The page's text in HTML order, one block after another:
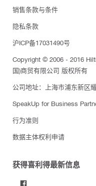
销售条款与条件
隐私条款
沪ICP备17031490号
Copyright © 2006 - 2016
国)商贸有限公司 版权所有
公司地址：上海市浦东新区
SpeakUp for Business
行为准则
数据主体权利申请
获得喜利得最新信息